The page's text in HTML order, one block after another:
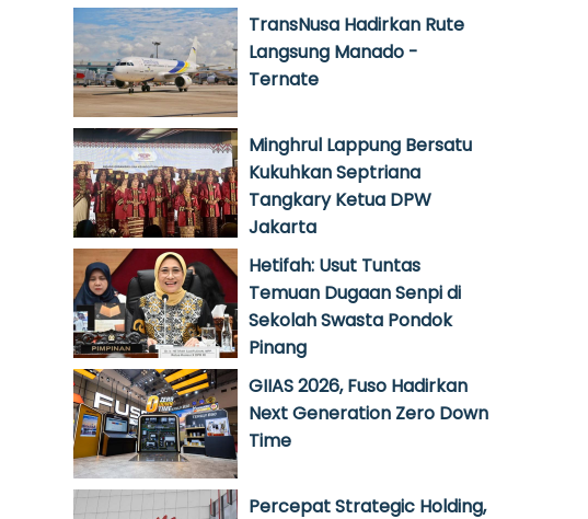
TransNusa Hadirkan Rute
Langsung Manado -
Ternate
Minghrul Lappung Bersatu
Kukuhkan Septriana
Tangkary Ketua DPW
Jakarta
Hetifah: Usut Tuntas
Temuan Dugaan Senpi di
Sekolah Swasta Pondok
Pinang
GIIAS 2026, Fuso Hadirkan
Next Generation Zero Down
Time
Percepat Strategic Holding,